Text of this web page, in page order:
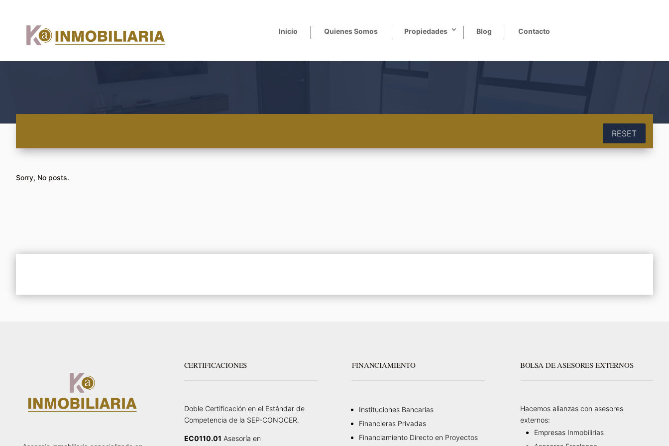
Inicio Quienes Somos Propiedades Blog Contacto
RESET
Sorry, No posts.
CERTIFICACIONES
Doble Certificación en el Estándar de
Competencia de la SEP-CONOCER.
EC0110.01 Asesoría en
FINANCIAMIENTO
Instituciones Bancarias
Financieras Privadas
Financiamiento Directo en Proyectos
BOLSA DE ASESORES EXTERNOS
Hacemos alianzas con asesores
externos:
Empresas Inmobilirias